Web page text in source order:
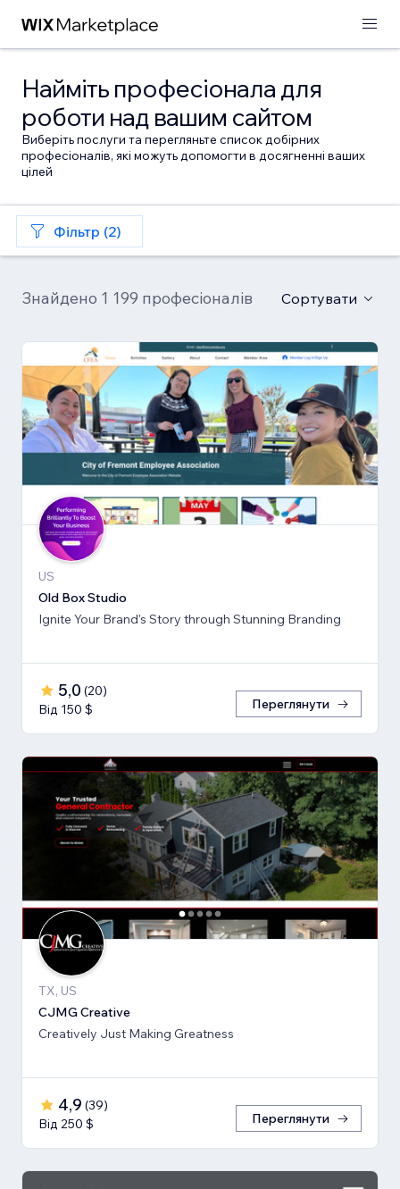
Найміть професіонала для
роботи над вашим сайтом
Виберіть послуги та перегляньте список добірних
професіоналів, які можуть допомогти в досягненні ваших
цілей
Фільтр (2)
Знайдено 1 199 професіоналів Сортувати
US
Old Box Studio
Ignite Your Brand's Story through Stunning Branding
5,0 (20)
Від 150 $
Переглянути
TX, US
CJMG Creative
Creatively Just Making Greatness
4,9 (39)
Від 250 $
Переглянути